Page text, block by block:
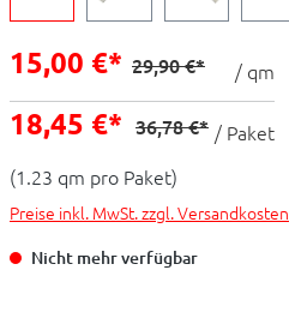
15,00 €* 29,90 €* / qm
18,45 €* 36,78 €* / Paket
(1.23 qm pro Paket)
Preise inkl. MwSt. zzgl. Versandkosten
Nicht mehr verfügbar